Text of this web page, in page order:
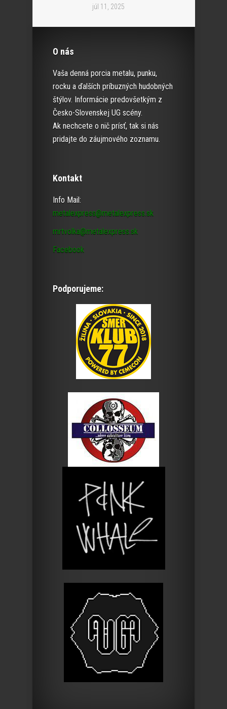
júl 11, 2025
O nás
Vaša denná porcia metalu, punku,
rocku a ďalších príbuzných hudobných
štýlov. Informácie predovšetkým z
Česko-Slovenskej UG scény.
Ak nechcete o nič prísť, tak si nás
pridajte do záujmového zoznamu.
Kontakt
Info Mail:
metalexpress@metalexpress.sk
mrtvolka@metalexpress.sk
Facebook
Podporujeme: